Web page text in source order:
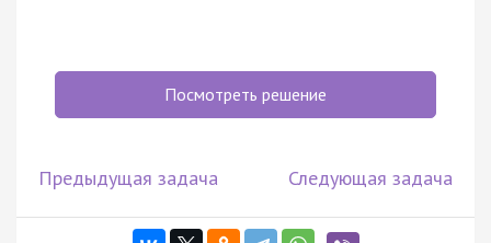
Посмотреть решение
Предыдущая задача Следующая задача